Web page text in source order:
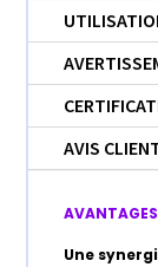
AVIS
Une